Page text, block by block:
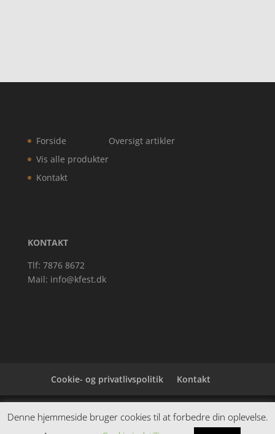
Forside
Vis alle produkter
Kontakt
Oversigt artikler
KONTAKT
Tlf: 7876 8672
Mail: info@kfest.dk
Cookie- og privatlivspolitik Kontakt
Denne hjemmeside samler et bredt udvalg af
spændende varer. Siden er et affiiliatesite, og nogle
Denne hjemmeside bruger cookies til at forbedre din oplevelse.